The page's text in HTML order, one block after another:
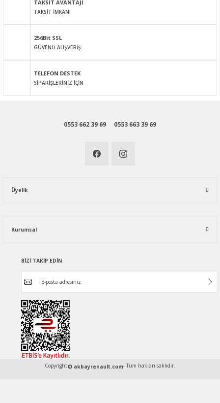
TAKSİT AVANTAJI
TAKSİT İMKANI
256Bit SSL
GÜVENLİ ALIŞVERİŞ
TELEFON DESTEK
SİPARİŞLERİNİZ İÇİN
0553 662 39 69 0553 663 39 69
Üyelik
Kurumsal
BİZİ TAKİP EDİN
Copyright© akbayrenault.com- Tüm hakları saklıdır.